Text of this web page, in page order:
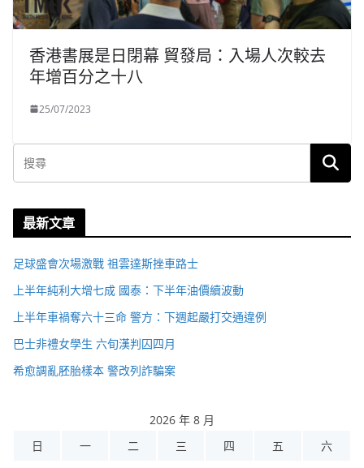
香港書展是日閉幕 貿發局：入場人次較去
年增百分之十八
25/07/2023
最新文章
足球盛會次場激戰 祖雲達斯挫車路士
上半年純利大增七成 國泰：下半年油價續波動
上半年車禍奪六十三命 警方：下週起嚴打交通違例
巴士非禮女學生 六旬漢判囚四月
希愈調亂胚胎樣本 警改列詐騙案
2026 年 8 月
日
一 二 三 四 五 六